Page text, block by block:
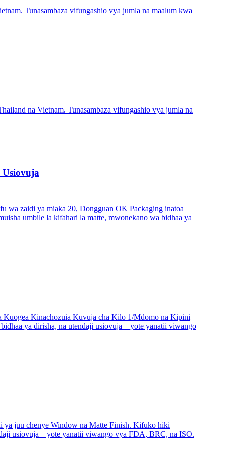
Tunasambaza vifungashio vya jumla na maalum kwa
na Vietnam. Tunasambaza vifungashio vya jumla na
wa zaidi ya miaka 20, Dongguan OK Packaging inatoa
umbile la kifahari la matte, mwonekano wa bidhaa ya
Kuogea Kinachozuia Kuvuja cha Kilo 1/Mdomo na Kipini
ya dirisha, na utendaji usiovuja—yote yanatii viwango
ya juu chenye Window na Matte Finish. Kifuko hiki
usiovuja—yote yanatii viwango vya FDA, BRC, na ISO.